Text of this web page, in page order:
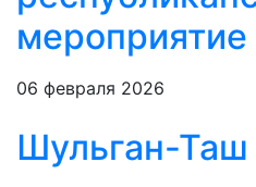
мероприятие
06 февраля 2026
Шульган-